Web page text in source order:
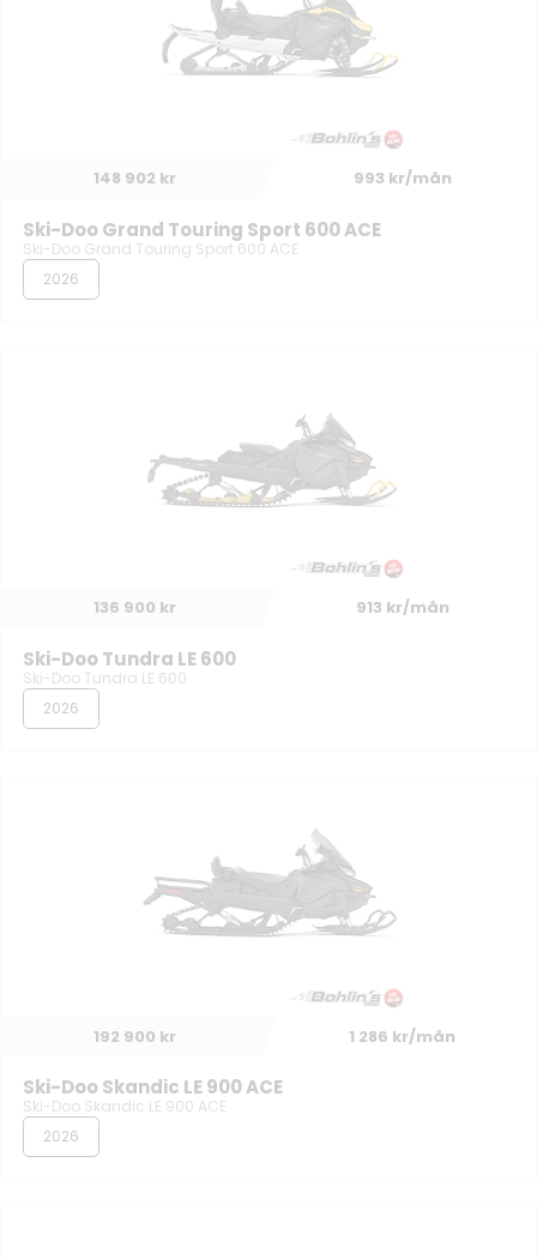
148 902 kr 993 kr/mån
Ski-Doo Grand Touring Sport 600 ACE
Ski-Doo Grand Touring Sport 600 ACE
2026
136 900 kr 913 kr/mån
Ski-Doo Tundra LE 600
Ski-Doo Tundra LE 600
2026
192 900 kr 1 286 kr/mån
Ski-Doo Skandic LE 900 ACE
Ski-Doo Skandic LE 900 ACE
2026